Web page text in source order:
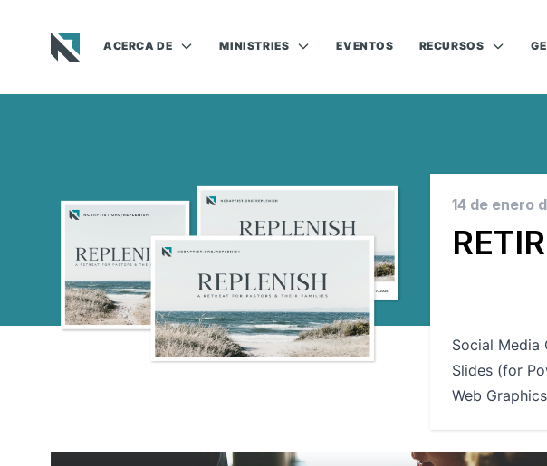
ACERCA DE MINISTRIES EVENTOS RECURSOS
14 de enero
Social Media
Slides (for
Web Graphics